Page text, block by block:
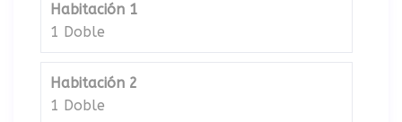
Habitación 1
1 Doble
Habitación 2
1 Doble